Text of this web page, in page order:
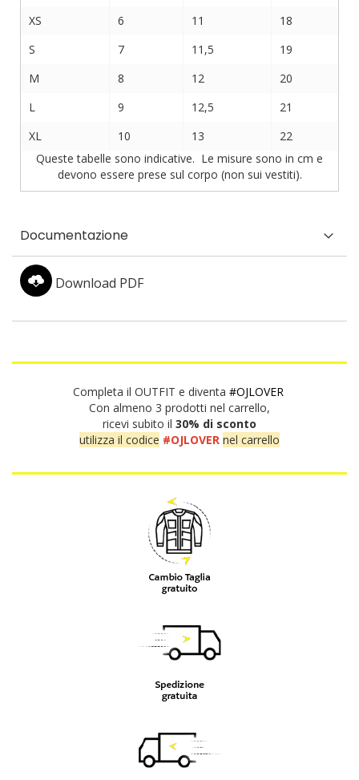
Completa il OUTFIT e diventa #OJLOVER
Con almeno 3 prodotti nel carrello,
ricevi subito il 30% di sconto
utilizza il codice #OJLOVER nel carrello
XS
6 11
18
S
7 11,5
19
M
8 12
20
L
9 12,5
21
XL
10 13
22
Queste tabelle sono indicative. Le misure sono in cm e
devono essere prese sul corpo (non sui vestiti).
Documentazione
Download PDF